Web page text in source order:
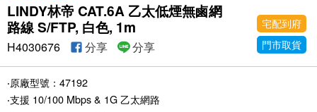
LINDY林帝 CAT.6A 乙太低煙無鹵網
路線 S/FTP, 白色, 1m
宅配到府
門市取貨
H4030676 分享 分享
‧原廠型號：47192
‧支援 10/100 Mbps & 1G 乙太網路